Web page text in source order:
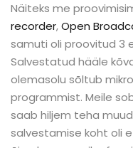
Näiteks me
recorder,Open
samuti oli proovitud 3
Salvestatud hääle
olemasolu sõltub
programmist. Meile
saab hiljem teha
salvestamise koht oli